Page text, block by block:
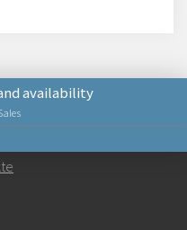
availability